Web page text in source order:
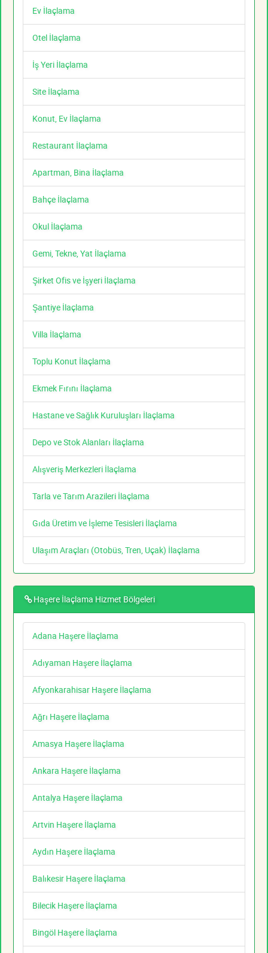
Ev İlaçlama
Otel İlaçlama
İş Yeri İlaçlama
Site İlaçlama
Konut, Ev İlaçlama
Restaurant İlaçlama
Apartman, Bina İlaçlama
Bahçe İlaçlama
Okul İlaçlama
Gemi, Tekne, Yat İlaçlama
Şirket Ofis ve İşyeri İlaçlama
Şantiye İlaçlama
Villa İlaçlama
Toplu Konut İlaçlama
Ekmek Fırını İlaçlama
Hastane ve Sağlık Kuruluşları İlaçlama
Depo ve Stok Alanları İlaçlama
Alışveriş Merkezleri İlaçlama
Tarla ve Tarım Arazileri İlaçlama
Gıda Üretim ve İşleme Tesisleri İlaçlama
Ulaşım Araçları (Otobüs, Tren, Uçak) İlaçlama
Haşere İlaçlama Hizmet Bölgeleri
Adana Haşere İlaçlama
Adıyaman Haşere İlaçlama
Afyonkarahisar Haşere İlaçlama
Ağrı Haşere İlaçlama
Amasya Haşere İlaçlama
Ankara Haşere İlaçlama
Antalya Haşere İlaçlama
Artvin Haşere İlaçlama
Aydın Haşere İlaçlama
Balıkesir Haşere İlaçlama
Bilecik Haşere İlaçlama
Bingöl Haşere İlaçlama